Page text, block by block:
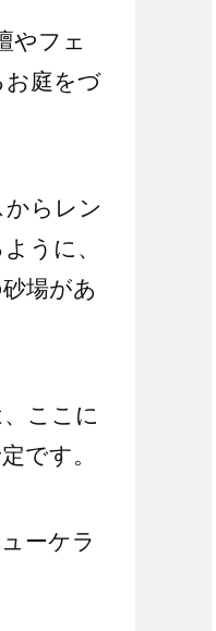
やフェ
お庭をづ
らレン
うに、
場があ
ここに
です。
ーケラ